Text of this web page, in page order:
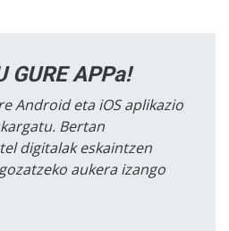
GURE APPa!
Android eta iOS aplikazio
Bertan
digitalak eskaintzen
aukera izango